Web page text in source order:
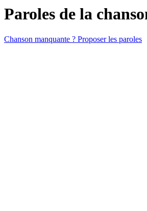
Paroles de la
Chanson manquante ? Proposer les paroles